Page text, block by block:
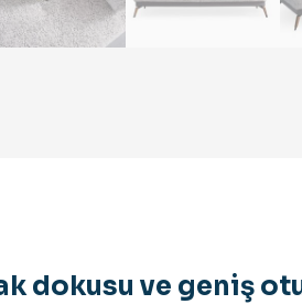
dokusu ve geniş